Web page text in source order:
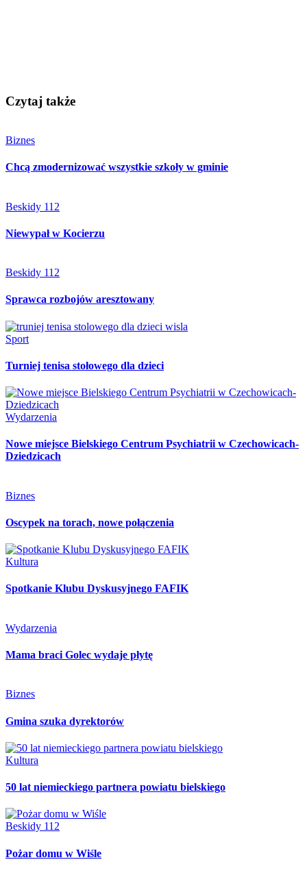
Czytaj także
Biznes
Chcą zmodernizować wszystkie szkoły w gminie
Beskidy 112
Niewypał w Kocierzu
Beskidy 112
Sprawca rozbojów aresztowany
Sport
Turniej tenisa stołowego dla dzieci
Wydarzenia
Nowe miejsce Bielskiego Centrum Psychiatrii w Czechowicach-
Dziedzicach
Biznes
Oscypek na torach, nowe połączenia
Kultura
Spotkanie Klubu Dyskusyjnego FAFIK
Wydarzenia
Mama braci Golec wydaje płytę
Biznes
Gmina szuka dyrektorów
Kultura
50 lat niemieckiego partnera powiatu bielskiego
Beskidy 112
Pożar domu w Wiśle